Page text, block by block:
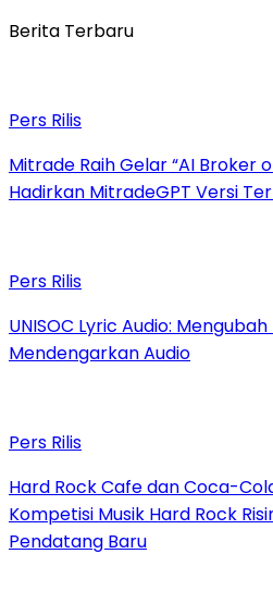
Berita Terbaru
Pers Rilis
Mitrade Raih Gelar “AI Broker
Hadirkan MitradeGPT Versi
Pers Rilis
UNISOC Lyric Audio:
Mendengarkan Audio
Pers Rilis
Hard Rock Cafe dan Coca-
Kompetisi Musik Hard Rock
Pendatang Baru